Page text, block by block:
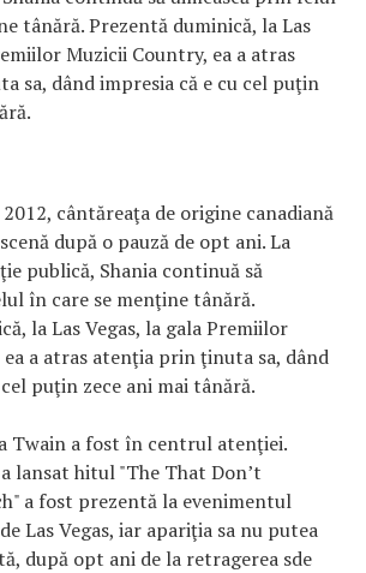
tânără. Prezentă duminică, la Las
Muzicii Country, ea a atras
sa, dând impresia că e cu cel puţin
cântăreaţa de origine canadiană
după o pauză de opt ani. La
publică, Shania continuă să
în care se menţine tânără.
la Las Vegas, la gala Premiilor
a atras atenţia prin ţinuta sa, dând
puţin zece ani mai tânără.
Twain a fost în centrul atenţiei.
lansat hitul "The That Don’t
a fost prezentă la evenimentul
Las Vegas, iar apariţia sa nu putea
după opt ani de la retragerea sde